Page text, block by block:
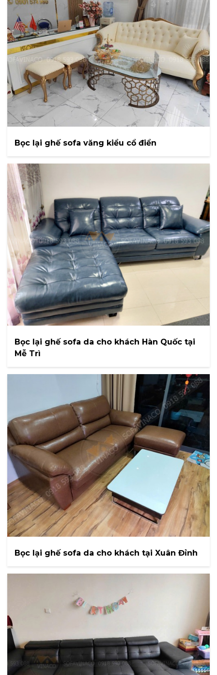
Bọc lại ghế sofa văng kiểu cổ điển
Bọc lại ghế sofa da cho khách Hàn Quốc tại
Mễ Trì
Bọc lại ghế sofa da cho khách tại Xuân Đỉnh